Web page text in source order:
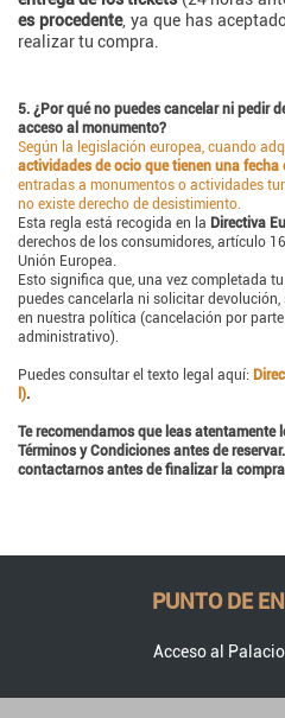
es procedente, ya que has
realizar tu compra.
5. ¿Por qué no puedes cancelar ni pedir
acceso al monumento?
Según la legislación europea, cuando
actividades de ocio que tienen una fecha
entradas a monumentos o actividades
no existe derecho de desistimiento.
Esta regla está recogida en la Directiva
derechos de los consumidores, artículo
Unión Europea.
Esto significa que, una vez completada
puedes cancelarla ni solicitar
en nuestra política (cancelación por
administrativo).
Puedes consultar el texto legal aquí:
l).
Te recomendamos que leas
Términos y Condiciones antes de
contactarnos antes de finalizar la
PUNTO DE
Acceso al